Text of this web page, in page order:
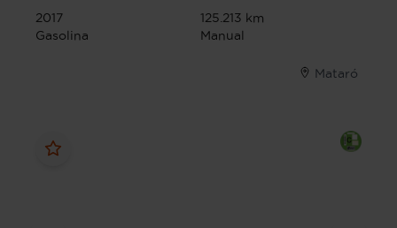
2017
125.213 km
Gasolina
Manual
Mataró